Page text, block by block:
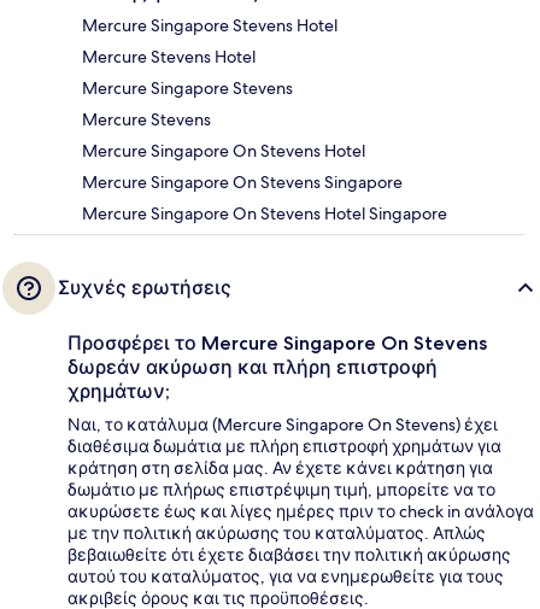
Mercure Singapore Stevens Hotel
Mercure Stevens Hotel
Mercure Singapore Stevens
Mercure Stevens
Mercure Singapore On Stevens Hotel
Mercure Singapore On Stevens Singapore
Mercure Singapore On Stevens Hotel Singapore
Συχνές ερωτήσεις
Προσφέρει το Mercure Singapore On Stevens
δωρεάν ακύρωση και πλήρη επιστροφή
χρημάτων;
Ναι, το κατάλυμα (Mercure Singapore On Stevens) έχει
διαθέσιμα δωμάτια με πλήρη επιστροφή χρημάτων για
κράτηση στη σελίδα μας. Αν έχετε κάνει κράτηση για
δωμάτιο με πλήρως επιστρέψιμη τιμή, μπορείτε να το
ακυρώσετε έως και λίγες ημέρες πριν το check in ανάλογα
με την πολιτική ακύρωσης του καταλύματος. Απλώς
βεβαιωθείτε ότι έχετε διαβάσει την πολιτική ακύρωσης
αυτού του καταλύματος, για να ενημερωθείτε για τους
ακριβείς όρους και τις προϋποθέσεις.